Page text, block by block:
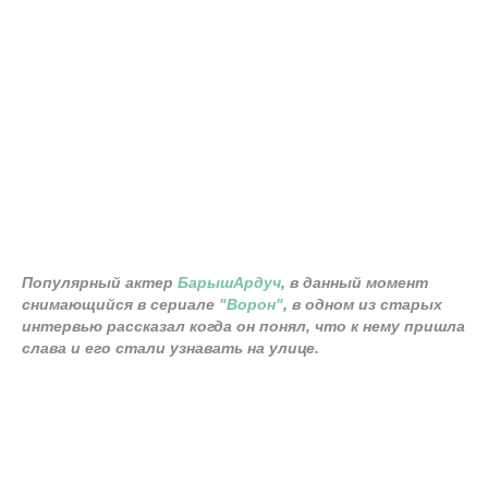
Популярный актер БарышАрдуч, в данный момент
снимающийся в сериале "Ворон", в одном из старых
интервью рассказал когда он понял, что к нему пришла
слава и его стали узнавать на улице.